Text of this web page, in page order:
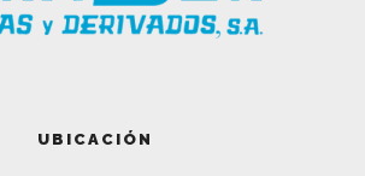
UBICACIÓN